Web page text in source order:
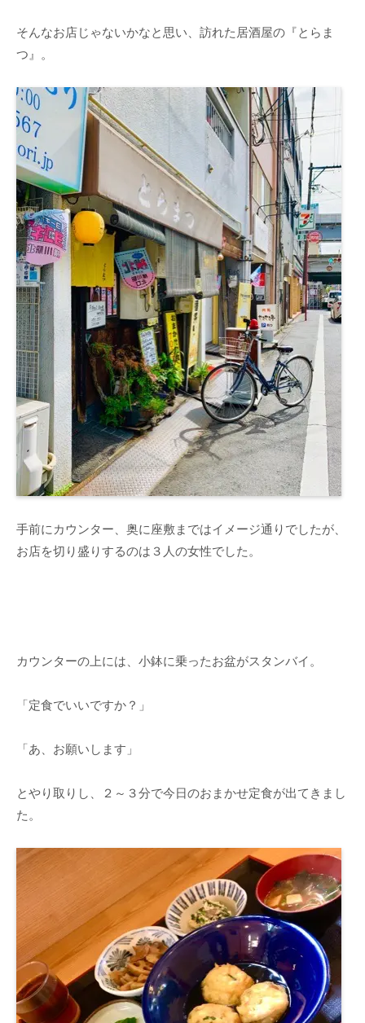
そんなお店じゃないかなと思い、訪れた居酒屋の『とらま
つ』。
手前にカウンター、奥に座敷まではイメージ通りでしたが、
お店を切り盛りするのは３人の女性でした。
カウンターの上には、小鉢に乗ったお盆がスタンバイ。
「定食でいいですか？」
「あ、お願いします」
とやり取りし、２～３分で今日のおまかせ定食が出てきまし
た。